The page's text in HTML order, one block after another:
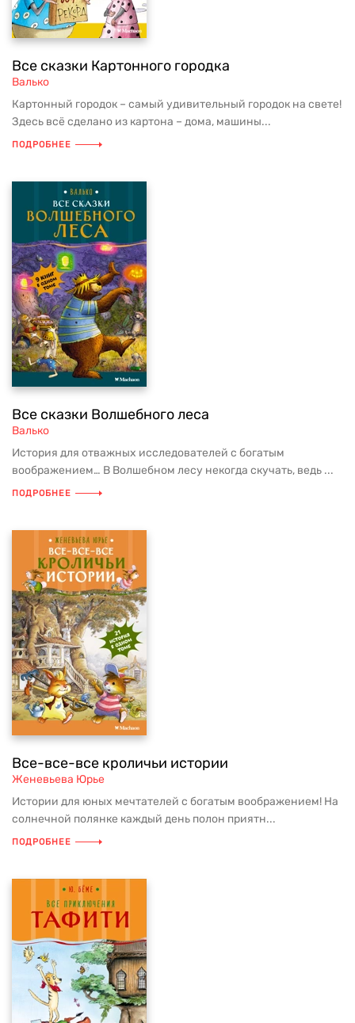
Все сказки Картонного городка
Валько
Картонный городок – самый удивительный городок на свете!
Здесь всё сделано из картона – дома, машины...
ПОДРОБНЕЕ
Все сказки Волшебного леса
Валько
История для отважных исследователей с богатым
воображением… В Волшебном лесу некогда скучать, ведь ...
ПОДРОБНЕЕ
Все-все-все кроличьи истории
Женевьева Юрье
Истории для юных мечтателей с богатым воображением! На
солнечной полянке каждый день полон приятн...
ПОДРОБНЕЕ